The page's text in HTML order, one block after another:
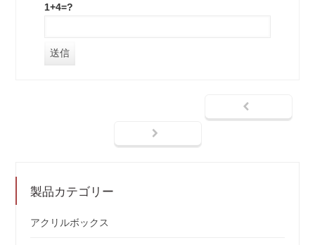
1+4=?
製品カテゴリー
アクリルボックス